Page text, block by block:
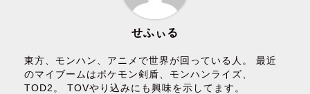
せふぃる
東方、モンハン、アニメで世界が回っている人。 最近
のマイブームはポケモン剣盾、モンハンライズ、
TOD2。 TOVやり込みにも興味を示してます。